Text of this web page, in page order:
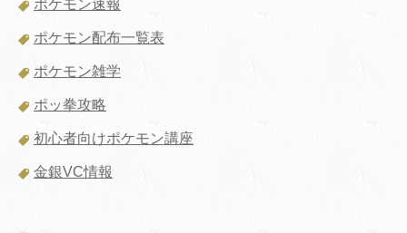
ポケモン速報
ポケモン配布一覧表
ポケモン雑学
ポッ拳攻略
初心者向けポケモン講座
金銀VC情報